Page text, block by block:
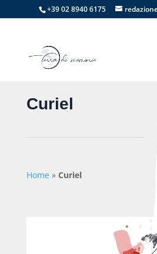
+39 02 8940 6175
Curiel
Home » Curiel